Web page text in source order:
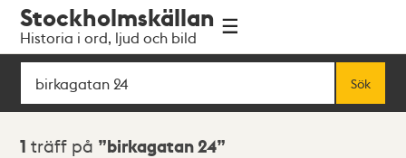
navigationen
huvudinnehållet
Stockholmskällan
Historia i ord, ljud och bild
Sök
Sök
Sökresultat
1 träff på birkagatan 24